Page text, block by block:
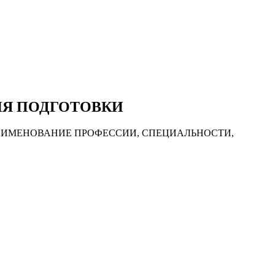
ПОДГОТОВКИ
ПРОФЕССИИ, СПЕЦИАЛЬНОСТИ,